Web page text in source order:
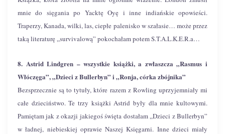
mnie do sięgania po Yacktę Oyę i inne indiańskie opowieści.
Traperzy, Kanada, wilki, las, ciepłe palenisko w szałasie… może przez
taką literaturę „survivalową” pokochałam potem S.T.A.L.K.E.R.a…
8. Astrid Lindgren – wszystkie książki, a zwłaszcza „Rasmus i
Włóczęga”, „Dzieci z Bullerbyn” i „Ronja, córka zbójnika”
Bezsprzecznie są to tytuły, które razem z Rowling uprzyjemniały mi
całe dzieciństwo. Te trzy książki Astrid były dla mnie kultowymi.
Pamiętam jak z okazji jakiegoś święta dostałam „Dzieci z Bullerbyn”
w ładnej, niebieskiej oprawie Naszej Księgarni. Inne dzieci miały